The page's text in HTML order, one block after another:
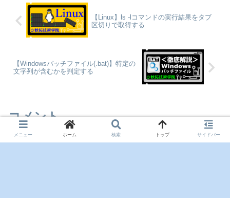
【Linux】ls -lコマンドの実行結果をタブ
区切りで取得する
【Windowsバッチファイル(.bat)】特定の
文字列が含むかを判定する
コメント
メニュー ホーム 検索 トップ サイドバー